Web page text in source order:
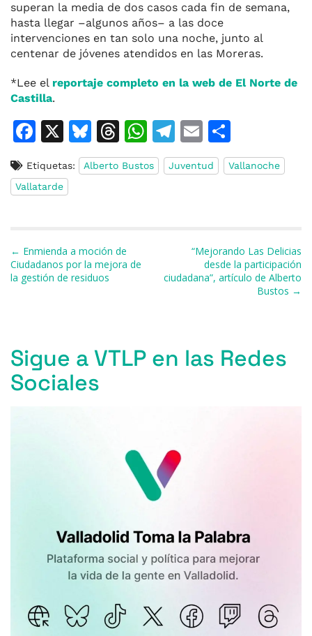
superan la media de dos casos cada fin de semana,
hasta llegar –algunos años– a las doce
intervenciones en tan solo una noche, junto al
centenar de jóvenes atendidos en las Moreras.
*Lee el reportaje completo en la web de El Norte de
Castilla.
F
c
e
o
o
k
X
Bl
u
e
y
T
h
re
s
W
h
at
T
el
e
m
E
m
ai
o
m
ti
r
Etiquetas: Alberto Bustos Juventud
Vallanoche
Vallatarde
Navegación de entradas
← Enmienda a moción de
Ciudadanos por la mejora de
la gestión de residuos
“Mejorando Las Delicias
desde la participación
ciudadana”, artículo de Alberto
Bustos →
Sigue a VTLP en las Redes
Sociales